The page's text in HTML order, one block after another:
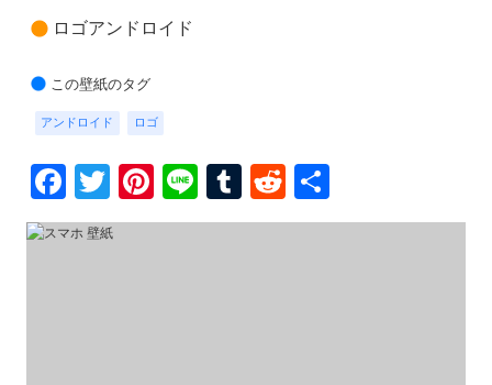
ロゴアンドロイド
この壁紙のタグ
アンドロイド ロゴ
Facebook
Twitter
Pinterest
LineTumblr
Reddit
有